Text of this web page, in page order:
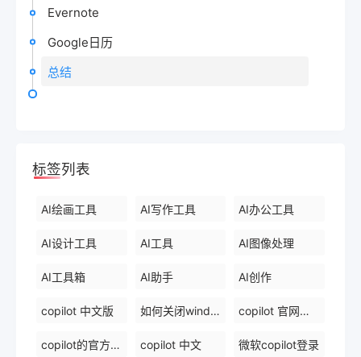
Evernote
Google日历
总结
标签列表
AI绘画工具 AI写作工具 AI办公工具
AI设计工具 AI工具 AI图像处理
AI工具箱 AI助手 AI创作
copilot 中文版 如何关闭windows 中的 copilot copilot 官网下载
copilot的官方网站 copilot 中文 微软copilot登录